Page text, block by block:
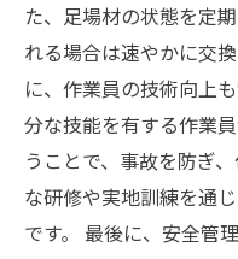
た、足場材の状態を定
れる場合は速やかに交
に、作業員の技術向上
分な技能を有する作業
うことで、事故を防ぎ
な研修や実地訓練を通
です。 最後に、安全管